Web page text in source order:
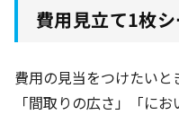
費用見立て1枚
費用の見当をつけたいと
「間取りの広さ」「に